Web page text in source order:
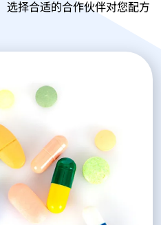
选择合适的合作伙伴对您配方